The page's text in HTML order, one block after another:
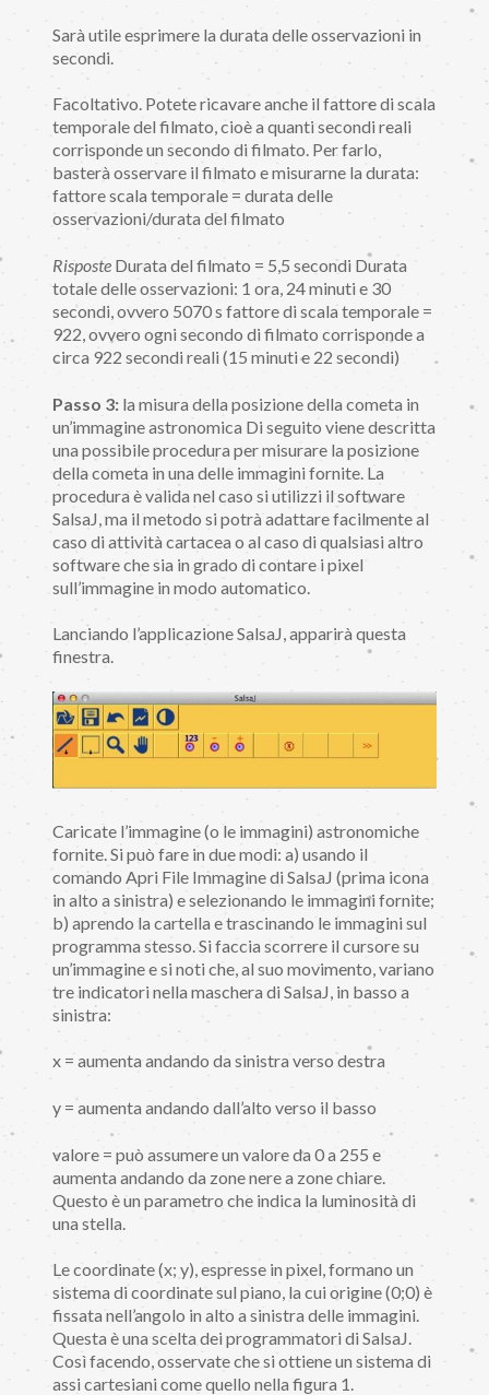
Sarà utile esprimere la durata delle osservazioni in
secondi.
Facoltativo. Potete ricavare anche il fattore di scala
temporale del filmato, cioè a quanti secondi reali
corrisponde un secondo di filmato. Per farlo,
basterà osservare il filmato e misurarne la durata:
fattore scala temporale = durata delle
osservazioni/durata del filmato
Risposte Durata del filmato = 5,5 secondi Durata
totale delle osservazioni: 1 ora, 24 minuti e 30
secondi, ovvero 5070 s fattore di scala temporale =
922, ovvero ogni secondo di filmato corrisponde a
circa 922 secondi reali (15 minuti e 22 secondi)
Passo 3: la misura della posizione della cometa in
un’immagine astronomica Di seguito viene descritta
una possibile procedura per misurare la posizione
della cometa in una delle immagini fornite. La
procedura è valida nel caso si utilizzi il software
SalsaJ, ma il metodo si potrà adattare facilmente al
caso di attività cartacea o al caso di qualsiasi altro
software che sia in grado di contare i pixel
sull’immagine in modo automatico.
Lanciando l’applicazione SalsaJ, apparirà questa
finestra.
Caricate l’immagine (o le immagini) astronomiche
fornite. Si può fare in due modi: a) usando il
comando Apri File Immagine di SalsaJ (prima icona
in alto a sinistra) e selezionando le immagini fornite;
b) aprendo la cartella e trascinando le immagini sul
programma stesso. Si faccia scorrere il cursore su
un’immagine e si noti che, al suo movimento, variano
tre indicatori nella maschera di SalsaJ, in basso a
sinistra:
x = aumenta andando da sinistra verso destra
y = aumenta andando dall’alto verso il basso
valore = può assumere un valore da 0 a 255 e
aumenta andando da zone nere a zone chiare.
Questo è un parametro che indica la luminosità di
una stella.
Le coordinate (x; y), espresse in pixel, formano un
sistema di coordinate sul piano, la cui origine (0;0) è
fissata nell’angolo in alto a sinistra delle immagini.
Questa è una scelta dei programmatori di SalsaJ.
Così facendo, osservate che si ottiene un sistema di
assi cartesiani come quello nella figura 1.